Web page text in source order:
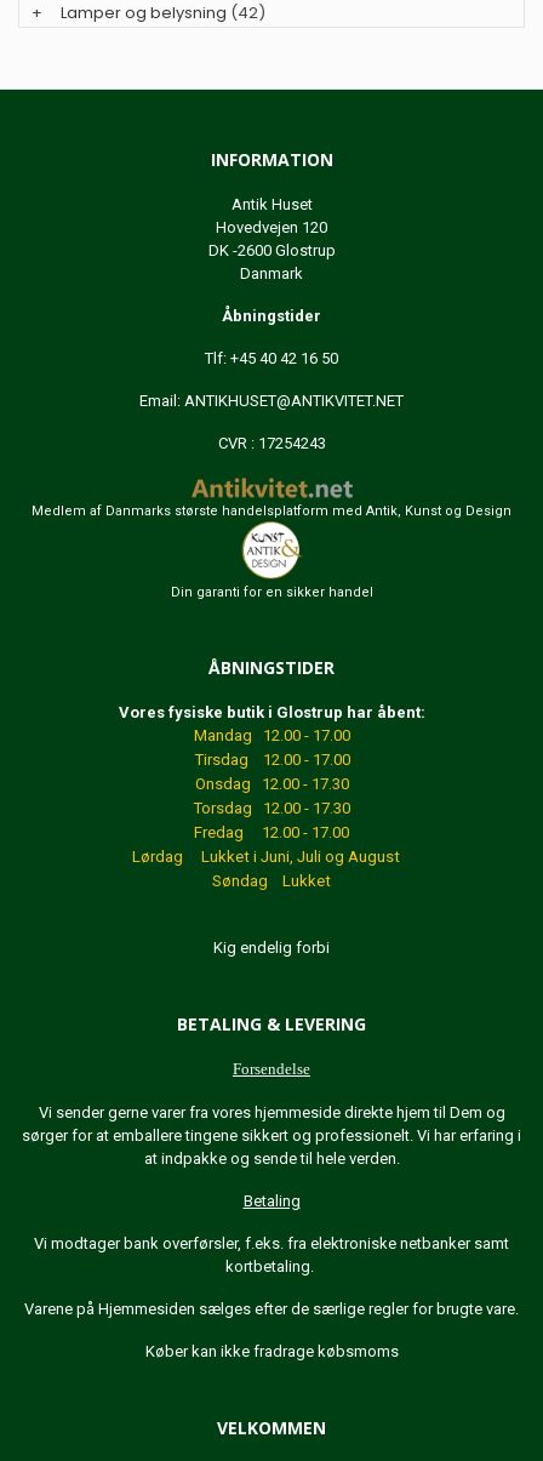
+
Lamper og belysning (42)
INFORMATION
Antik Huset
Hovedvejen 120
DK -2600 Glostrup
Danmark
Åbningstider
Tlf: +45 40 42 16 50
Email: ANTIKHUSET@ANTIKVITET.NET
CVR : 17254243
Medlem af Danmarks største handelsplatform med Antik, Kunst og Design
Din garanti for en sikker handel
ÅBNINGSTIDER
Vores fysiske butik i Glostrup har åbent:
Mandag 12.00 - 17.00
Tirsdag 12.00 - 17.00
Onsdag 12.00 - 17.30
Torsdag 12.00 - 17.30
Fredag 12.00 - 17.00
Lørdag Lukket i Juni, Juli og August
Søndag Lukket
Kig endelig forbi
BETALING & LEVERING
Forsendelse
Vi sender gerne varer fra vores hjemmeside direkte hjem til Dem og
sørger for at emballere tingene sikkert og professionelt. Vi har erfaring i
at indpakke og sende til hele verden.
Betaling
Vi modtager bank overførsler, f.eks. fra elektroniske netbanker samt
kortbetaling.
Varene på Hjemmesiden sælges efter de særlige regler for brugte vare.
Køber kan ikke fradrage købsmoms
VELKOMMEN